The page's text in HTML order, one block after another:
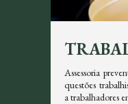
Assessoria
questões
a trabalhadores